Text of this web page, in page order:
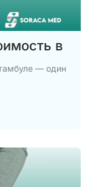
в
— один